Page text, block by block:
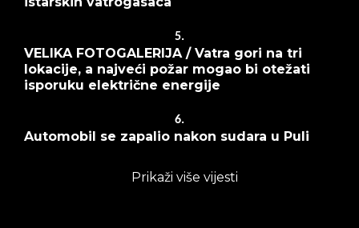
5.
VELIKA FOTOGALERIJA / Vatra gori na tri
lokacije, a najveći požar mogao bi otežati
isporuku električne energije
6.
Automobil se zapalio nakon sudara u Puli
Prikaži više vijesti